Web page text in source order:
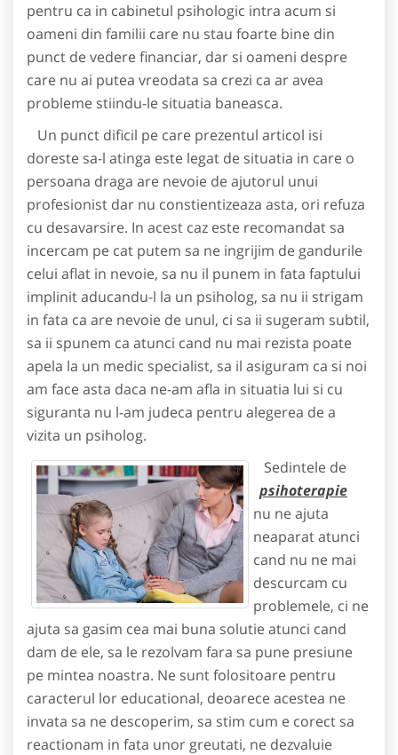
pentru ca in cabinetul psihologic intra acum si
oameni din familii care nu stau foarte bine din
punct de vedere financiar, dar si oameni despre
care nu ai putea vreodata sa crezi ca ar avea
probleme stiindu-le situatia baneasca.
Un punct dificil pe care prezentul articol isi
doreste sa-l atinga este legat de situatia in care o
persoana draga are nevoie de ajutorul unui
profesionist dar nu constientizeaza asta, ori refuza
cu desavarsire. In acest caz este recomandat sa
incercam pe cat putem sa ne ingrijim de gandurile
celui aflat in nevoie, sa nu il punem in fata faptului
implinit aducandu-l la un psiholog, sa nu ii strigam
in fata ca are nevoie de unul, ci sa ii sugeram subtil,
sa ii spunem ca atunci cand nu mai rezista poate
apela la un medic specialist, sa il asiguram ca si noi
am face asta daca ne-am afla in situatia lui si cu
siguranta nu l-am judeca pentru alegerea de a
vizita un psiholog.
Sedintele de
psihoterapie
nu ne ajuta
neaparat atunci
cand nu ne mai
descurcam cu
problemele, ci ne
ajuta sa gasim cea mai buna solutie atunci cand
dam de ele, sa le rezolvam fara sa pune presiune
pe mintea noastra. Ne sunt folositoare pentru
caracterul lor educational, deoarece acestea ne
invata sa ne descoperim, sa stim cum e corect sa
reactionam in fata unor greutati, ne dezvaluie